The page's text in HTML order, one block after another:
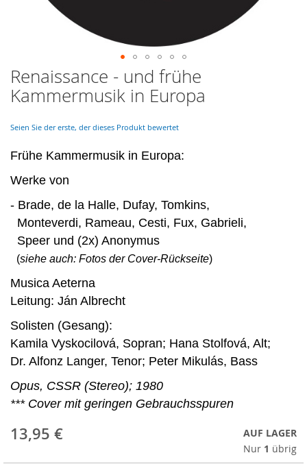
Skip
to
the
of
images
Renaissance - und frühe
Kammermusik in Europa
Seien Sie der erste, der dieses Produkt bewertet
Frühe Kammermusik in Europa:
Werke von
- Brade, de la Halle, Dufay, Tomkins,
Monteverdi, Rameau, Cesti, Fux, Gabrieli,
Speer und (2x) Anonymus
(siehe auch: Fotos der Cover-Rückseite)
Musica Aeterna
Leitung: Ján Albrecht
Solisten (Gesang):
Kamila Vyskocilová, Sopran; Hana Stolfová, Alt;
Dr. Alfonz Langer, Tenor; Peter Mikulás, Bass
Opus, CSSR (Stereo); 1980
*** Cover mit geringen Gebrauchsspuren
13,95 €
AUF LAGER
Nur 1 übrig